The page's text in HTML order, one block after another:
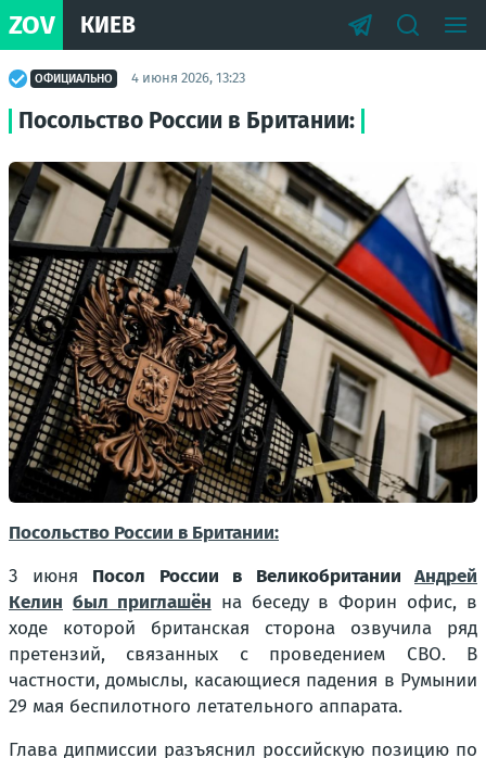
ZOV КИЕВ
ОФИЦИАЛЬНО 4 июня 2026, 13:23
Посольство России в Британии:
Посольство России в Британии:
3 июня Посол России в Великобритании Андрей
Келин был приглашён на беседу в Форин офис, в
ходе которой британская сторона озвучила ряд
претензий, связанных с проведением СВО. В
частности, домыслы, касающиеся падения в Румынии
29 мая беспилотного летательного аппарата.
Глава дипмиссии разъяснил российскую позицию по